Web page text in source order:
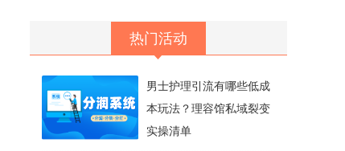
热门活动
男士护理引流有哪些低成
本玩法？理容馆私域裂变
实操清单